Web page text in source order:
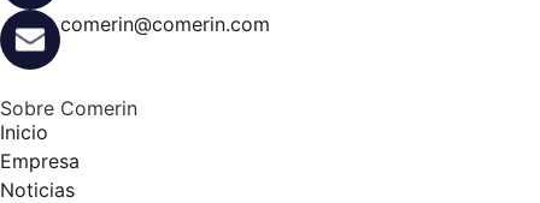
comerin@comerin.com
Sobre Comerin
Inicio
Empresa
Noticias